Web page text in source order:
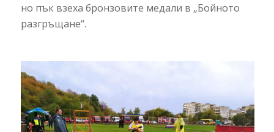
но пък взеха бронзовите медали в „Бойното
разгръщане“.